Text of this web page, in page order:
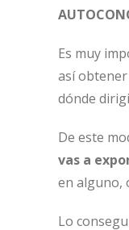
Es muy
así obtener
dónde
De este
vas a
en alguno,
Lo